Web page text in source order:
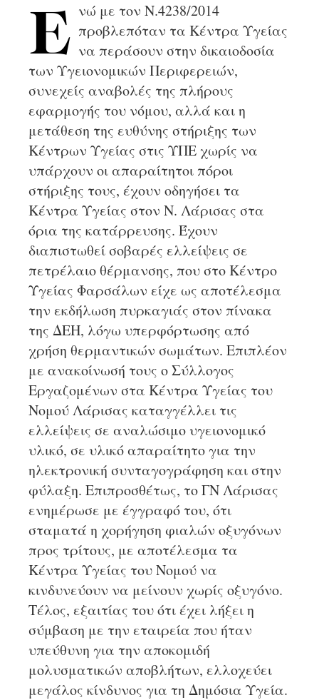
Ε νώ με τον Ν.4238/2014
προβλεπόταν τα Κέντρα Υγείας
να περάσουν στην δικαιοδοσία
των Υγειονομικών Περιφερειών,
συνεχείς αναβολές της πλήρους
εφαρμογής του νόμου, αλλά και η
μετάθεση της ευθύνης στήριξης των
Κέντρων Υγείας στις ΥΠΕ χωρίς να
υπάρχουν οι απαραίτητοι πόροι
στήριξης τους, έχουν οδηγήσει τα
Κέντρα Υγείας στον Ν. Λάρισας στα
όρια της κατάρρευσης. Έχουν
διαπιστωθεί σοβαρές ελλείψεις σε
πετρέλαιο θέρμανσης, που στο Κέντρο
Υγείας Φαρσάλων είχε ως αποτέλεσμα
την εκδήλωση πυρκαγιάς στον πίνακα
της ΔΕΗ, λόγω υπερφόρτωσης από
χρήση θερμαντικών σωμάτων. Επιπλέον
με ανακοίνωσή τους ο Σύλλογος
Εργαζομένων στα Κέντρα Υγείας του
Νομού Λάρισας καταγγέλλει τις
ελλείψεις σε αναλώσιμο υγειονομικό
υλικό, σε υλικό απαραίτητο για την
ηλεκτρονική συνταγογράφηση και στην
φύλαξη. Επιπροσθέτως, το ΓΝ Λάρισας
ενημέρωσε με έγγραφό του, ότι
σταματά η χορήγηση φιαλών οξυγόνων
προς τρίτους, με αποτέλεσμα τα
Κέντρα Υγείας του Νομού να
κινδυνεύουν να μείνουν χωρίς οξυγόνο.
Τέλος, εξαιτίας του ότι έχει λήξει η
σύμβαση με την εταιρεία που ήταν
υπεύθυνη για την αποκομιδή
μολυσματικών αποβλήτων, ελλοχεύει
μεγάλος κίνδυνος για τη Δημόσια Υγεία.